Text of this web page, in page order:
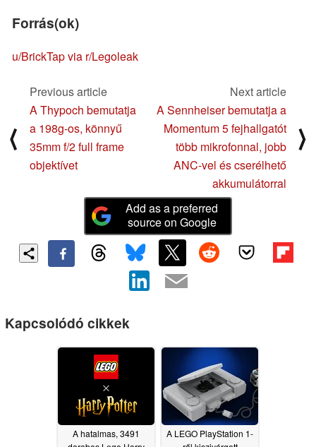
Forrás(ok)
u/BrickTap via r/Legoleak
⟨
Previous article
A Thypoch bemutatja
a 198g-os, könnyű
35mm f/2 full frame
objektívet
Next article
A Sennheiser bemutatja a
Momentum 5 fejhallgatót
több mikrofonnal, jobb
ANC-vel és cserélhető
akkumulátorral
⟩
Add as a preferred
source on Google
Kapcsolódó cikkek
A hatalmas, 3491
A LEGO PlayStation 1-